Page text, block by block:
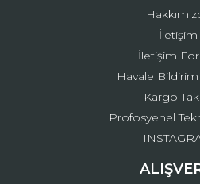
Gönder
İletişim
İletişim
Havale
Kargo
Profosyenel